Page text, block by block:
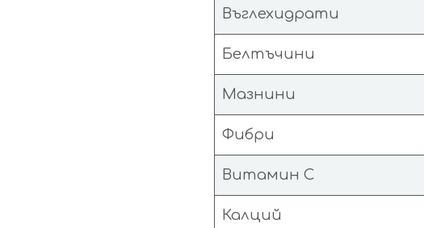
Въглехидрати
Белтъчини
Мазнини
Фибри
Витамин С
Калций